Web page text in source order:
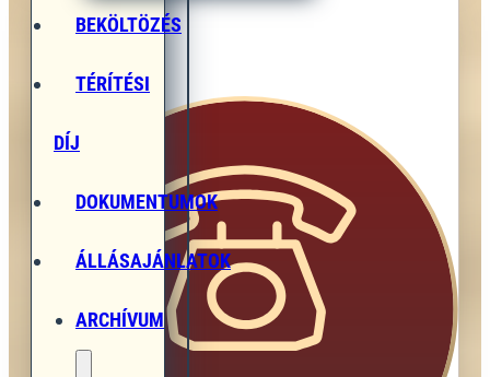
BEKÖLTÖZÉS
TÉRÍTÉSI
DÍJ
DOKUMENTUMOK
ÁLLÁSAJÁNLATOK
ARCHÍVUM
ÚTVONAL